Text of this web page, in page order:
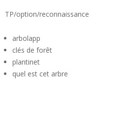
TP/option/reconnaissance
arbolapp
clés de forêt
plantinet
quel est cet arbre